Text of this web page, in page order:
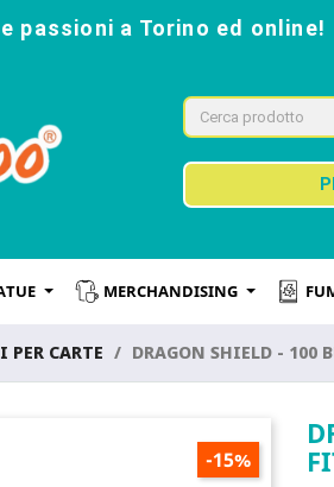
passioni a Torino ed online!
MERCHANDISING
PER CARTE DRAGON SHIELD - 100
-15%